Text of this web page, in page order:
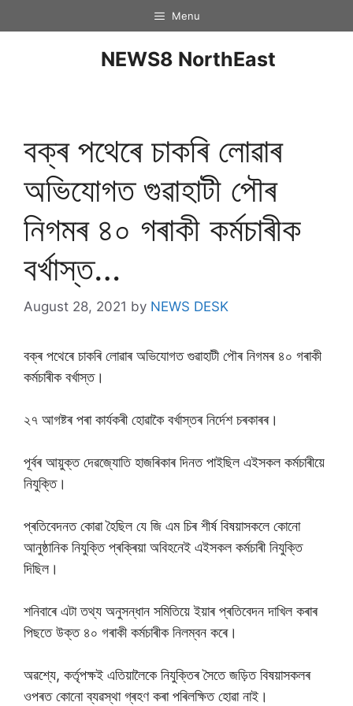
Menu
NEWS8 NorthEast
বক্ৰ পথেৰে চাকৰি লোৱাৰ
অভিযোগত গুৱাহাটী পৌৰ
নিগমৰ ৪০ গৰাকী কৰ্মচাৰীক
বৰ্খাস্ত…
August 28, 2021 by NEWS DESK
বক্ৰ পথেৰে চাকৰি লোৱাৰ অভিযোগত গুৱাহাটী পৌৰ নিগমৰ ৪০ গৰাকী
কৰ্মচাৰীক বৰ্খাস্ত।
২৭ আগষ্টৰ পৰা কাৰ্যকৰী হোৱাকৈ বৰ্খাস্তৰ নিৰ্দেশ চৰকাৰৰ।
পূৰ্বৰ আয়ুক্ত দেৱজ্যোতি হাজৰিকাৰ দিনত পাইছিল এইসকল কৰ্মচাৰীয়ে
নিযুক্তি।
প্ৰতিবেদনত কোৱা হৈছিল যে জি এম চিৰ শীৰ্ষ বিষয়াসকলে কোনো
আনুষ্ঠানিক নিযুক্তি প্ৰক্ৰিয়া অবিহনেই এইসকল কৰ্মচাৰী নিযুক্তি
দিছিল।
শনিবাৰে এটা তথ্য অনুসন্ধান সমিতিয়ে ইয়াৰ প্ৰতিবেদন দাখিল কৰাৰ
পিছতে উক্ত ৪০ গৰাকী কৰ্মচাৰীক নিলম্বন কৰে।
অৱশ্যে, কৰ্তৃপক্ষই এতিয়ালৈকে নিযুক্তিৰ সৈতে জড়িত বিষয়াসকলৰ
ওপৰত কোনো ব্যৱস্থা গ্ৰহণ কৰা পৰিলক্ষিত হোৱা নাই।